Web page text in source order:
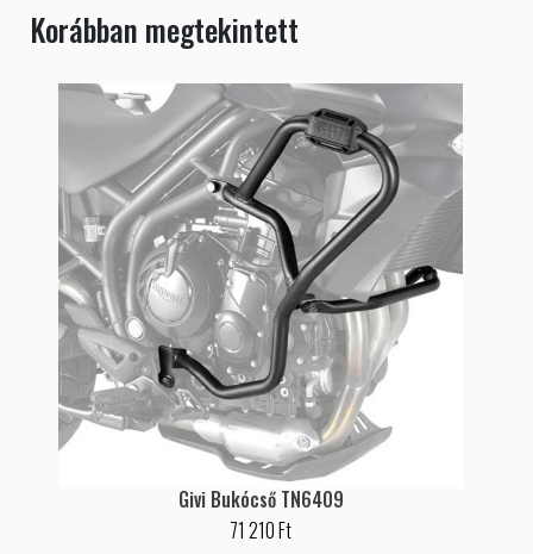
Korábban megtekintett
Givi Bukócső TN6409
71 210 Ft